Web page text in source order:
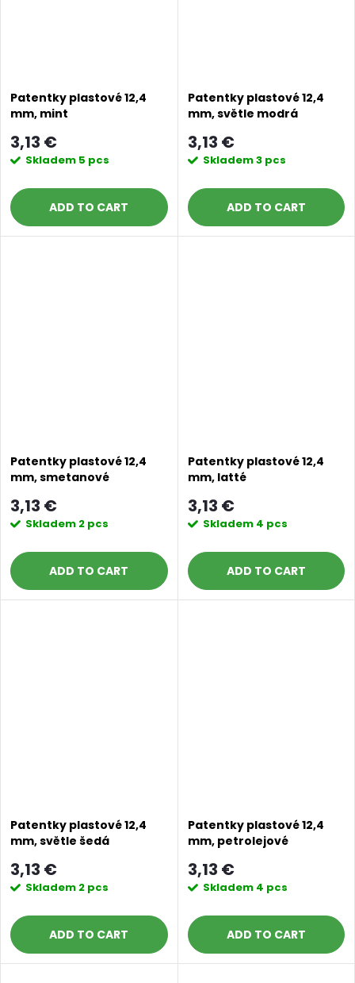
Patentky plastové 12,4
mm, mint
3,13 €
Skladem 5 pcs
ADD TO CART
Patentky plastové 12,4
mm, světle modrá
3,13 €
Skladem3 pcs
ADD TO CART
Patentky plastové 12,4
mm, smetanové
3,13 €
Skladem 2 pcs
ADD TO CART
Patentky plastové 12,4
mm, latté
3,13 €
Skladem 4 pcs
ADD TO CART
Patentky plastové 12,4
mm, světle šedá
3,13 €
Skladem 2 pcs
ADD TO CART
Patentky plastové 12,4
mm, petrolejové
3,13 €
Skladem 4 pcs
ADD TO CART